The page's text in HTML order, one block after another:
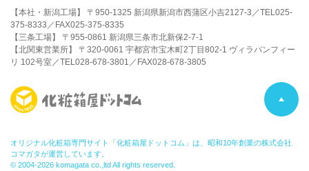
【本社・新潟工場】 〒950-1325 新潟県新潟市西蒲区小吉2127-3／TEL025-
375-8333／FAX025-375-8335
【三条工場】 〒955-0861 新潟県三条市北新保2-7-1
【北関東営業所】 〒320-0061 宇都宮市宝木町2丁目802-1 ヴィラパンフィー
リ 102号室／TEL028-678-3801／FAX028-678-3805
P
オリジナル化粧箱専門サイト「化粧箱屋ドットコム」は、昭和10年創業の株式会社
コマガタが運営しています。
© 2004-2026 komagata co.,ltd All rights reserved.